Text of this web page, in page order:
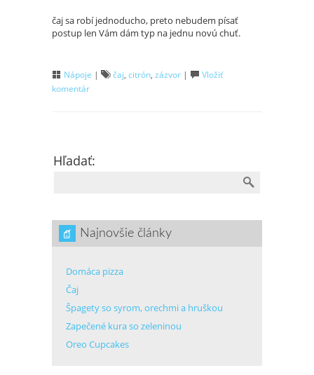
čaj sa robí jednoducho, preto nebudem písať
postup len Vám dám typ na jednu novú chuť.
Nápoje | čaj, citrón, zázvor |
Vložiť
komentár
Hľadať:
Najnovšie články
Domáca pizza
Čaj
Špagety so syrom, orechmi a hruškou
Zapečené kura so zeleninou
Oreo Cupcakes